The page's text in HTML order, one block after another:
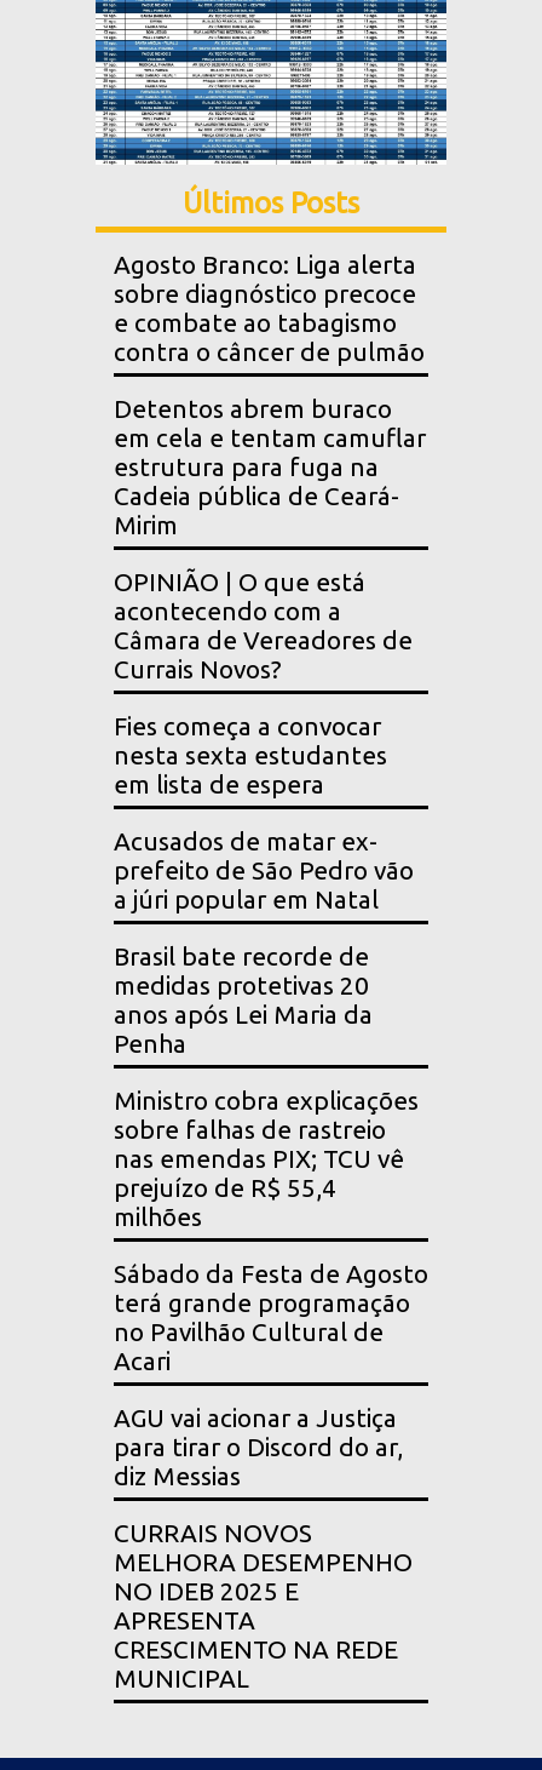
Últimos Posts
Agosto Branco: Liga alerta
sobre diagnóstico precoce
e combate ao tabagismo
contra o câncer de pulmão
Detentos abrem buraco
em cela e tentam camuflar
estrutura para fuga na
Cadeia pública de Ceará-
Mirim
OPINIÃO | O que está
acontecendo com a
Câmara de Vereadores de
Currais Novos?
Fies começa a convocar
nesta sexta estudantes
em lista de espera
Acusados de matar ex-
prefeito de São Pedro vão
a júri popular em Natal
Brasil bate recorde de
medidas protetivas 20
anos após Lei Maria da
Penha
Ministro cobra explicações
sobre falhas de rastreio
nas emendas PIX; TCU vê
prejuízo de R$ 55,4
milhões
Sábado da Festa de Agosto
terá grande programação
no Pavilhão Cultural de
Acari
AGU vai acionar a Justiça
para tirar o Discord do ar,
diz Messias
CURRAIS NOVOS
MELHORA DESEMPENHO
NO IDEB 2025 E
APRESENTA
CRESCIMENTO NA REDE
MUNICIPAL